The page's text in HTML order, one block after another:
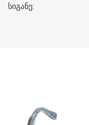
სიგანე: